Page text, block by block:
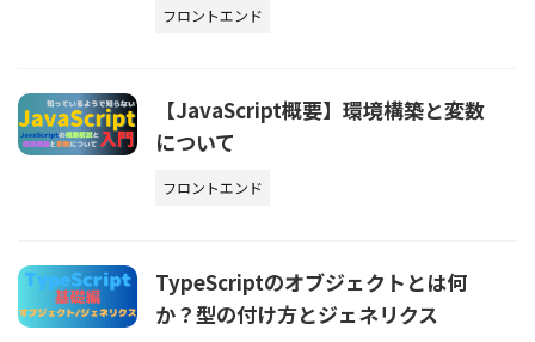
フロントエンド
【JavaScript概要】環境構築と変数
について
フロントエンド
TypeScriptのオブジェクトとは何
か？型の付け方とジェネリクス